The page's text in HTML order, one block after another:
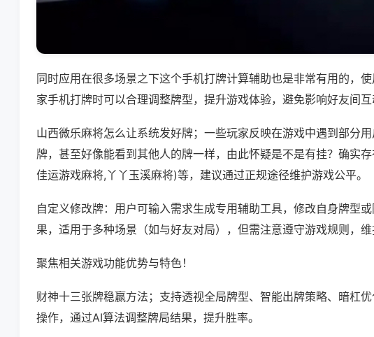
同时应用在很多场景之下这个手机打牌计算辅助也是非常有用的，
家手机打牌时可以合理调整牌型，提升游戏体验，避免影响好友间互
山西微乐麻将怎么让系统发好牌；一些玩家反映在游戏中遇到部分
牌，甚至好像能看到其他人的牌一样，由此怀疑是不是有挂？确实
佳运游戏麻将,丫丫玉溪麻将)等，建议通过正规途径维护游戏公平。
自定义修改牌：用户可输入需求生成专用辅助工具，修改自身牌型
果，适用于多种场景（如与好友对局），但需注意遵守游戏规则，维
聚焦相关游戏功能优势与特色！
财神十三张牌稳赢方法；支持透视全局牌型、智能出牌策略、暗杠
操作，通过AI算法调整牌局结果，提升胜率。